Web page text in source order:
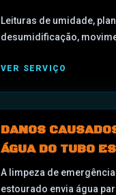
Leituras de umidade,
desumidificação,
para drywall molhado,
VER SERVIÇO
DANOS
ÁGUA DO TUBO
A limpeza de
estourado envia água